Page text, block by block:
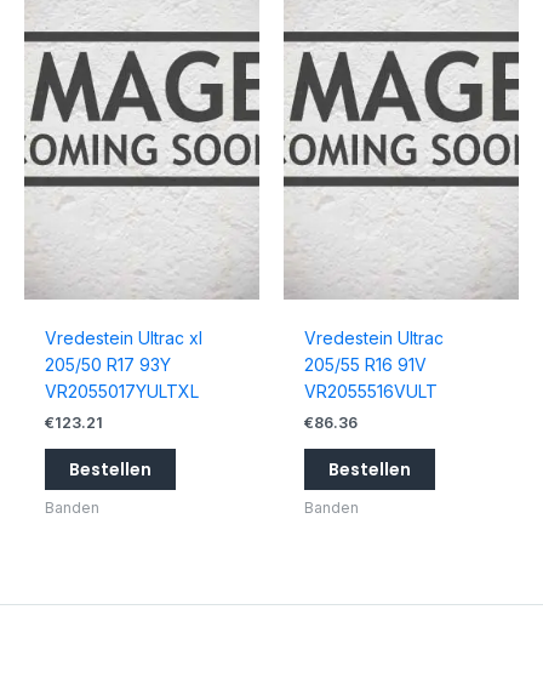
Vredestein Ultrac xl
205/50 R17 93Y
VR2055017YULTXL
€123.21
Bestellen
Banden
Vredestein Ultrac
205/55 R16 91V
VR2055516VULT
€86.36
Bestellen
Banden